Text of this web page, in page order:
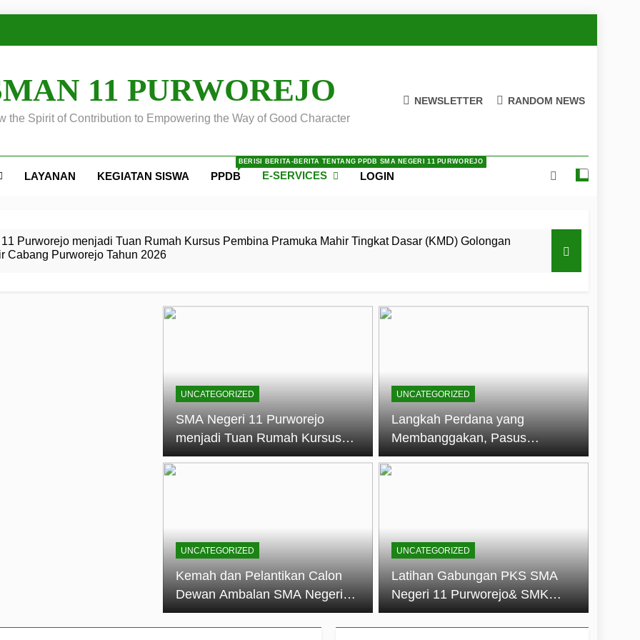
11 PURWOREJO
the Spirit of Contribution to Empowering the Way of Good Character
NEWSLETTER RANDOM NEWS
LAYANAN KEGIATAN SISWA PPDB
BERISI BERITA-BERITA TENTANG PPDB SMA NEGERI 11 PURWOREJO
E-SERVICES LOGIN
Purworejo menjadi Tuan Rumah Kursus Pembina Pramuka Mahir Tingkat Dasar (KMD) Golongan
Cabang Purworejo Tahun 2026
Calon Dewan Ambalan SMA Negeri 11 Purworejo: Membentuk Jiwa Kepemimpinan, Disiplin,
11 Purworejo Sukses Gelar LPBB Jatayudha Open 2 Tahun 2026
Tingkat
Gugus Depan
di LKBB
oleh Pasukan Khusus
11
Negeri 11 Purworejo
menjadi lokasi pelaksanaan
UNCATEGORIZED
SMA Negeri 11 Purworejo
menjadi Tuan Rumah Kursus
Pembina Pramuka Mahir
UNCATEGORIZED
Langkah Perdana yang
Membanggakan, Pasus
Jatayudha Ukir Prestasi di
UNCATEGORIZED
Kemah dan Pelantikan Calon
Dewan Ambalan SMA Negeri
11 Purworejo: Membentuk Jiwa
Kepemimpinan, Disiplin, dan
UNCATEGORIZED
Latihan Gabungan PKS SMA
Negeri 11 Purworejo& SMK
Negeri 6 Purworejo:
Membangun Disiplin,